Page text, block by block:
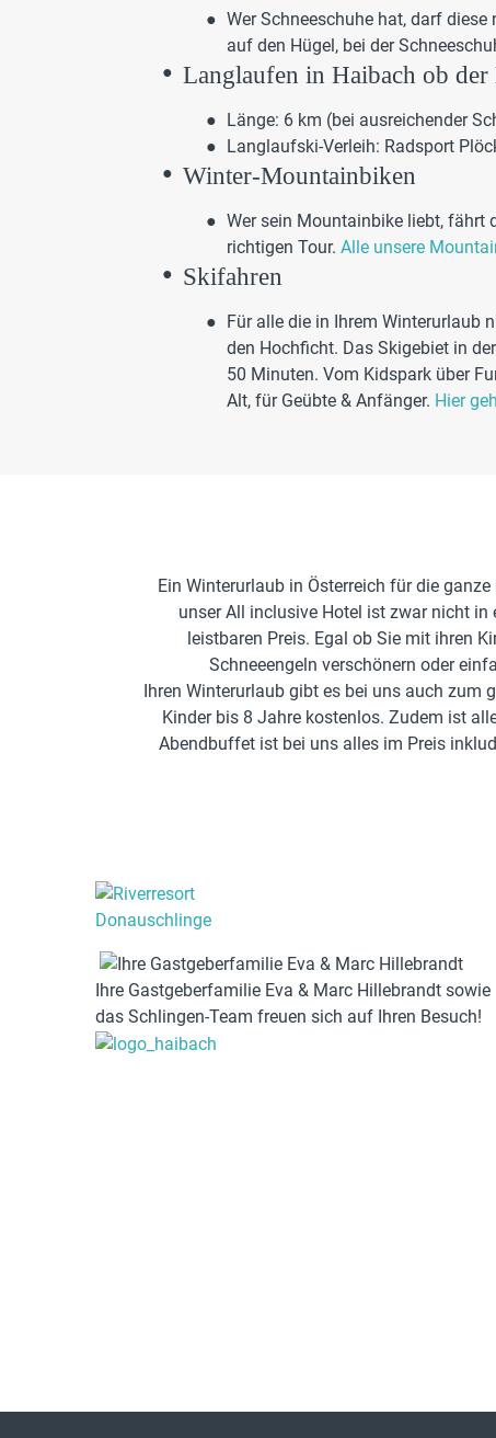
Wer Schneeschuhe hat, darf
auf den Hügel, bei der
Langlaufen in Haibach ob der
Länge: 6 km (bei ausreichender
Langlaufski-Verleih: Radsport
Winter-Mountainbiken
Wer sein Mountainbike liebt, fährt
richtigen Tour. Alle unsere
Skifahren
Für alle die in Ihrem Winterurlaub
den Hochficht. Das Skigebiet in
50 Minuten. Vom Kidspark über
Alt, für Geübte & Anfänger. Hier
Ein Winterurlaub in Österreich für die
unser All inclusive Hotel ist zwar nicht
leistbaren Preis. Egal ob Sie mit ihren
Schneeengeln verschönern oder
Ihren Winterurlaub gibt es bei uns auch zum
Kinder bis 8 Jahre kostenlos. Zudem ist
Abendbuffet ist bei uns alles im Preis
Ihre Gastgeberfamilie Eva & Marc Hillebrandt sowie
das Schlingen-Team freuen sich auf Ihren Besuch!